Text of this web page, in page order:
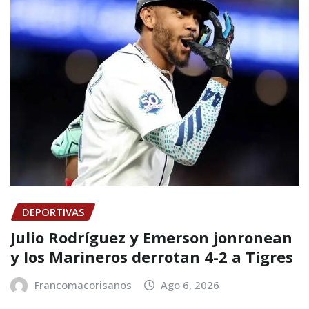
DEPORTIVAS
Julio Rodríguez y Emerson jonronean
y los Marineros derrotan 4-2 a Tigres
Francomacorisanos Ago 6, 2026